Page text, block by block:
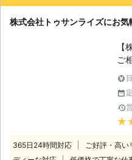
障
し
る
衝
ま
ス
ま
を
り
ま
い
大阪府 大阪市西区 2016年11月
株式会社トゥサンライズにお気
【
ご
で
す
し
様
ば
の
365日24時間対応 ご好評・高い